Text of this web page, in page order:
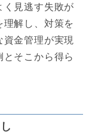
く見逃す失敗が
理解し、対策を
金管理が実現
そこから得ら